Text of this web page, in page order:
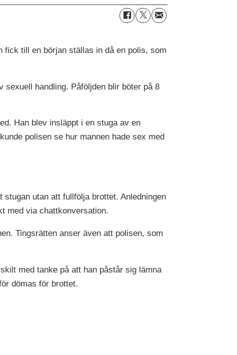
fick till en början ställas in då en polis, som
sexuell handling. Påföljden blir böter på 8
Han blev insläppt i en stuga av en
polisen se hur mannen hade sex med
utan att fullfölja brottet. Anledningen
med via chattkonversation.
Tingsrätten anser även att polisen, som
med tanke på att han påstår sig lämna
dömas för brottet.